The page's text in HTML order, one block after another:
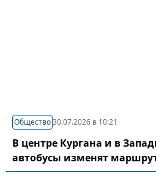
Общество30.07.2026 в 10:21
В центре Кургана и в
автобусы изменят